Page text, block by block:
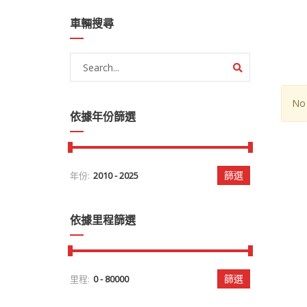
車輛搜尋
依據年份篩選
年份: 篩選
依據里程篩選
里程: 篩選